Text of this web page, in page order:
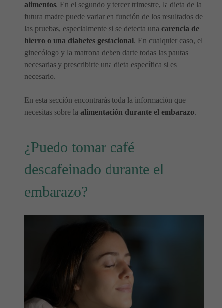
alimentos. En el segundo y tercer trimestre, la dieta de la
futura madre puede variar en función de los resultados de
las pruebas, especialmente si se detecta una carencia de
hierro o una diabetes gestacional. En cualquier caso, el
ginecólogo y la matrona deben darte todas las pautas
necesarias y prescribirte una dieta específica si es
necesario.
En esta sección encontrarás toda la información que
necesitas sobre la alimentación durante el embarazo.
¿Puedo tomar café
descafeinado durante el
embarazo?